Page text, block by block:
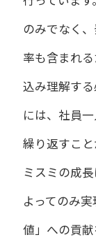
のみでなく
率も含まれ
込み理解す
には、社員
繰り返すこと
ミスミの成
よってのみ
値」への貢